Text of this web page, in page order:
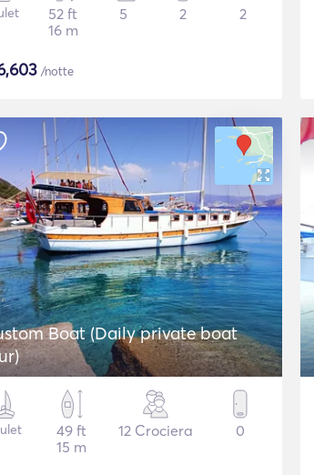
52 ft
16 m
5 2 2
/notte
Boat (Daily private boat
49 ft
15 m
12 Crociera 0